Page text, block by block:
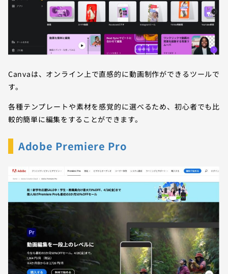
Canvaは、オンライン上で直感的に動画制作ができるツールで
す。
各種テンプレートや素材を感覚的に選べるため、初心者でも比
較的簡単に編集をすることができます。
Adobe Premiere Pro